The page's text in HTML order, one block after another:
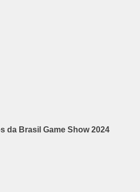
da Brasil Game Show 2024